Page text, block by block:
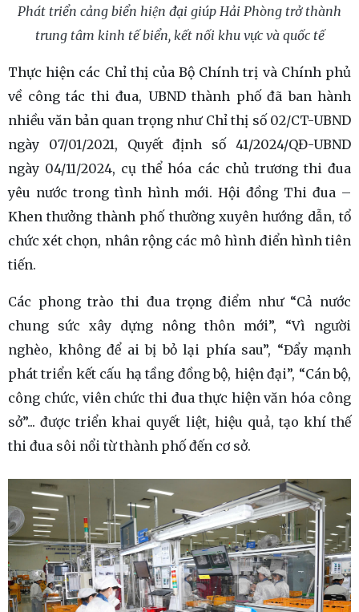
Phát triển cảng biển hiện đại giúp Hải Phòng trở thành
trung tâm kinh tế biển, kết nối khu vực và quốc tế
Thực hiện các Chỉ thị của Bộ Chính trị và Chính phủ
về công tác thi đua, UBND thành phố đã ban hành
nhiều văn bản quan trọng như Chỉ thị số 02/CT-UBND
ngày 07/01/2021, Quyết định số 41/2024/QĐ-UBND
ngày 04/11/2024, cụ thể hóa các chủ trương thi đua
yêu nước trong tình hình mới. Hội đồng Thi đua –
Khen thưởng thành phố thường xuyên hướng dẫn, tổ
chức xét chọn, nhân rộng các mô hình điển hình tiên
tiến.
Các phong trào thi đua trọng điểm như “Cả nước
chung sức xây dựng nông thôn mới”, “Vì người
nghèo, không để ai bị bỏ lại phía sau”, “Đẩy mạnh
phát triển kết cấu hạ tầng đồng bộ, hiện đại”, “Cán bộ,
công chức, viên chức thi đua thực hiện văn hóa công
sở”... được triển khai quyết liệt, hiệu quả, tạo khí thế
thi đua sôi nổi từ thành phố đến cơ sở.